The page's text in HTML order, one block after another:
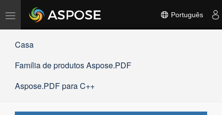
Alternar
navegação
Português
Casa
Família de produtos Aspose.PDF
Aspose.PDF para C++